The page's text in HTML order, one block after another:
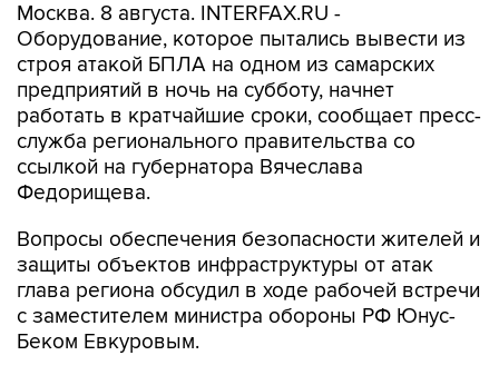
Москва. 8 августа. INTERFAX.RU -
Оборудование, которое пытались вывести из
строя атакой БПЛА на одном из самарских
предприятий в ночь на субботу, начнет
работать в кратчайшие сроки, сообщает пресс-
служба регионального правительства со
ссылкой на губернатора Вячеслава
Федорищева.
Вопросы обеспечения безопасности жителей и
защиты объектов инфраструктуры от атак
глава региона обсудил в ходе рабочей встречи
с заместителем министра обороны РФ Юнус-
Беком Евкуровым.